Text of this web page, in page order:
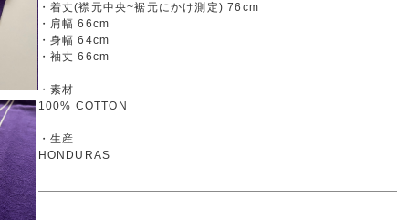
・着丈(襟元中央~裾元にかけ測定) 76cm
・肩幅 66cm
・身幅 64cm
・袖丈 66cm
・素材
100% COTTON
・生産
HONDURAS